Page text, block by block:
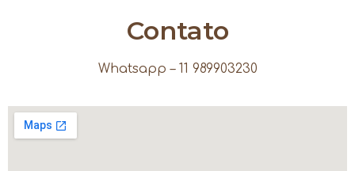
Contato
Whatsapp – 11 989903230